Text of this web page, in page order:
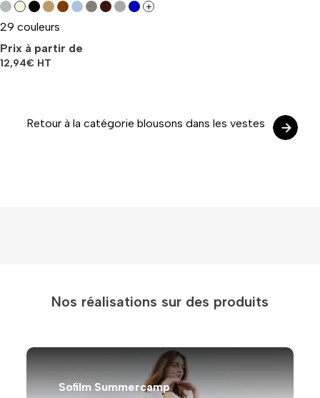
+
29 couleurs
Prix à partir de
12,94€ HT
Retour à la catégorie blousons dans les vestes
Nos réalisations sur des produits
Sofilm Summercamp